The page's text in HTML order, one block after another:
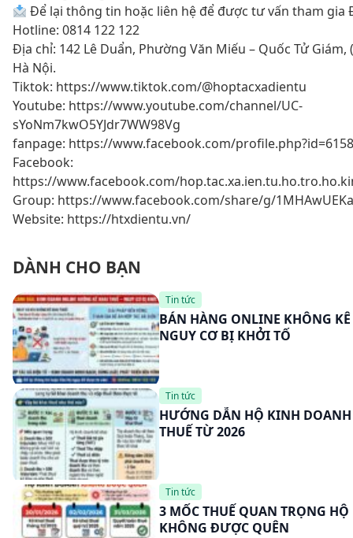
Để lại thông tin hoặc liên hệ để được tư vấn tham gia
Hotline: 0814 122 122
Địa chỉ: 142 Lê Duẩn, Phường Văn Miếu – Quốc Tử
Hà Nội.
Tiktok: https://www.tiktok.com/@hoptacxadientu
Youtube: https://www.youtube.com/channel/UC-
sYoNm7kwO5YJdr7WW98Vg
fanpage: https://www.facebook.com/
Facebook:
https://www.facebook.com/
Group: https://www.facebook.com/share/g/
Website: https://htxdientu.vn/
DÀNH CHO BẠN
Tin tức
BÁN HÀNG ONLINE KHÔNG KÊ
NGUY CƠ BỊ KHỞI TỐ
Tin tức
HƯỚNG DẪN HỘ KINH DOANH
THUẾ TỪ 2026
Tin tức
3 MỐC THUẾ QUAN TRỌNG
KHÔNG ĐƯỢC QUÊN